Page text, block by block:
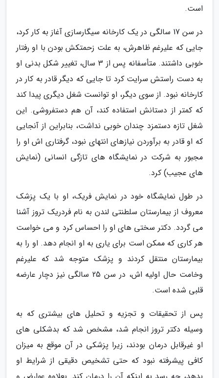
است.
در سن 17 سالگی در یک کارخانه سیگارسازی آغاز به کار کرد،
جایی که علیرغم ظاهرش، به علت زحمتکش بودن با او رفتار
خوبی داشتند. متأسفانه پس از 3 سال، تغییر شکل بدنی او
به دست راستش سرایت کرد تا جایی که دیگر قادر به کار در
کارخانه نبود. از سوی دیگر، او توانست شغل دیگری پیدا کند
که کمتر از دستانش استفاده کند، آن هم دستفروشی. این
شغل تازه دستمزد چندان خوبی نداشت، بنابراین از آنجایی
که او قادر به برآوردن نیازهای انتهای نبود، گرفتاری اش او را
مجبور به شرکت در نمایشگاه های تازگی انسانی (نمایش
های عجیب) کرد.
در طول نمایشگاه خود در نمایش فریک، او با یک پزشک
معروف از بیمارستان سلطنتی لندن به نام فردریک تروز آشنا
می گردد. دکتر سختی های او را احساس کرد و می خواست
هر کاری که ممکن است برای یاری به او انجام دهد. او را به
بیمارستان منتقل کردند و پزشک متوجه شد که علیرغم
وخامت حال اولیه اش، در سن 25 سالگی نیز دچار عارضه
قلبی شده است.
پس از تحقیقات و تجزیه و تحلیل های بیشتری که به
وسیله دکتر تروز انجام شد، مشخص شد که بدشکلی های
او غیرقابل درمان بودند، زیرا پزشکی در آن موقع به میزان
کافی پیشرفته نبود که حتی تشخیص دقیقی از شرایط او